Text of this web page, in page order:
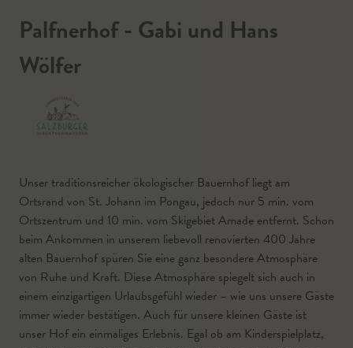
Palfnerhof - Gabi und Hans
Wölfer
Unser traditionsreicher ökologischer Bauernhof liegt am
Ortsrand von St. Johann im Pongau, jedoch nur 5 min. vom
Ortszentrum und 10 min. vom Skigebiet Amade entfernt. Schon
beim Ankommen in unserem liebevoll renovierten 400 Jahre
alten Bauernhof spüren Sie eine ganz besondere Atmosphäre
von Ruhe und Kraft. Diese Atmosphäre spiegelt sich auch in
einem einzigartigen Urlaubsgefühl wieder – wie uns unsere Gäste
immer wieder bestätigen. Auch für unsere kleinen Gäste ist
unser Hof ein einmaliges Erlebnis. Egal ob am Kinderspielplatz,